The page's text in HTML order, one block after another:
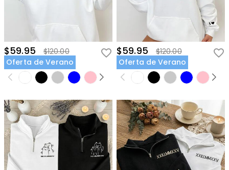
$59.95
$120.00
Oferta de Verano
$59.95
$120.00
Oferta de Verano